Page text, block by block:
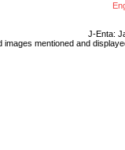
J-Enta:
images mentioned and